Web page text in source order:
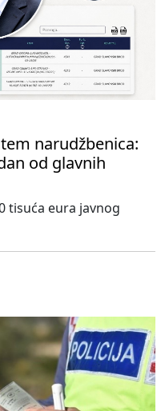
narudžbenica:
od glavnih
tisuća eura javnog